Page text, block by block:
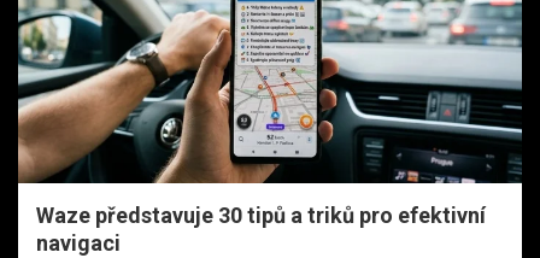
Waze představuje 30 tipů a triků pro efektivní
navigaci